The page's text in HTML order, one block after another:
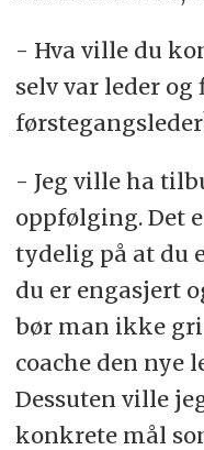
- Hva ville du
selv var leder
- Jeg ville ha
oppfølging. Det
tydelig på at du
du er engasjert
bør man ikke
coache den nye
Dessuten ville
konkrete mål